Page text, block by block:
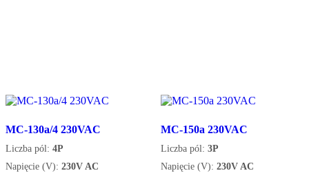
MC-130a/4 230VAC
Liczba pól: 4P
Napięcie (V): 230V AC
MC-150a 230VAC
Liczba pól: 3P
Napięcie (V): 230V AC